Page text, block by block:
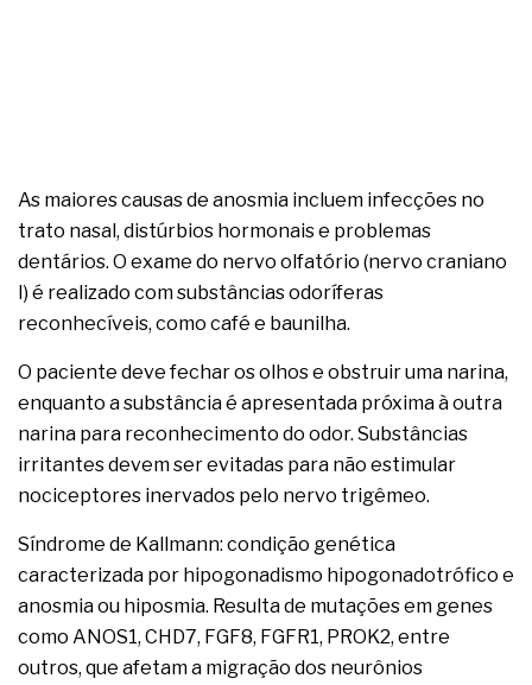
As maiores causas de anosmia incluem infecções no
trato nasal, distúrbios hormonais e problemas
dentários. O exame do nervo olfatório (nervo craniano
I) é realizado com substâncias odoríferas
reconhecíveis, como café e baunilha.
O paciente deve fechar os olhos e obstruir uma narina,
enquanto a substância é apresentada próxima à outra
narina para reconhecimento do odor. Substâncias
irritantes devem ser evitadas para não estimular
nociceptores inervados pelo nervo trigêmeo.
Síndrome de Kallmann: condição genética
caracterizada por hipogonadismo hipogonadotrófico e
anosmia ou hiposmia. Resulta de mutações em genes
como ANOS1, CHD7, FGF8, FGFR1, PROK2, entre
outros, que afetam a migração dos neurônios